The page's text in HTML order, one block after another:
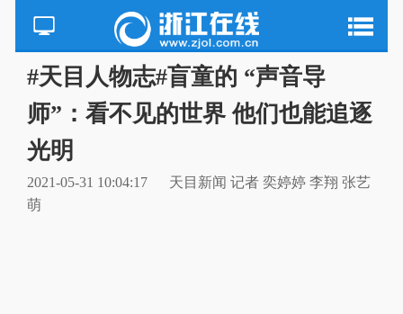
#天目人物志#盲童的 “声音导
师”：看不见的世界 他们也能追逐
光明
2021-05-31 10:04:17
天目新闻 记者 奕婷婷 李翔 张艺
萌